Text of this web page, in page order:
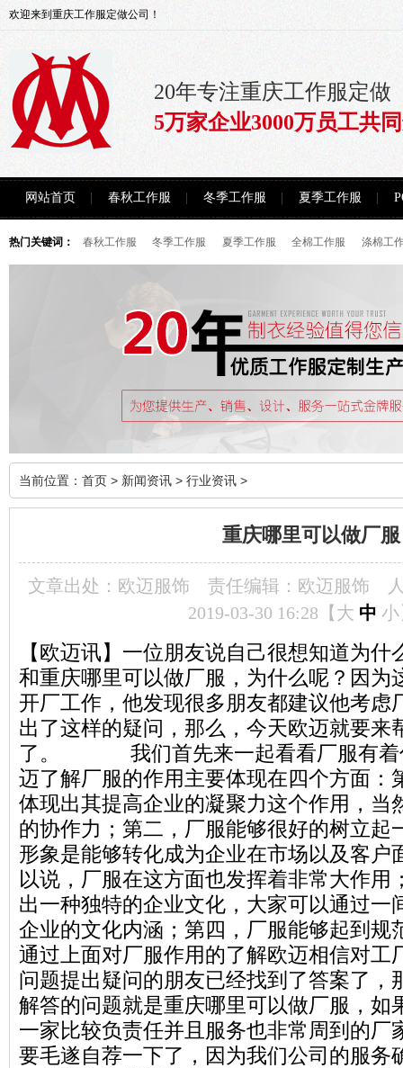
欢迎来到重庆工作服定做公司！
20年专注重庆工作服定做
5万家企业3000万员工共
网站首页 春秋工作服 冬季工作服 夏季工作服
热门关键词： 春秋工作服 冬季工作服 夏季工作服 全棉工作服 涤棉工
当前位置： 首页 > 新闻资讯 > 行业资讯 >
重庆哪里可以做厂服
文章出处：欧迈服饰 责任编辑：欧迈服饰
2019-03-30 16:28【 大 中 小
【欧迈讯】一位朋友说自己很想知道为
和重庆哪里可以做厂服，为什么呢？因为
开厂工作，他发现很多朋友都建议他考虑
出了这样的疑问，那么，今天欧迈就要来
了。 我们首先来一起看看厂服有着
迈了解厂服的作用主要体现在四个方面：
体现出其提高企业的凝聚力这个作用，当
的协作力；第二，厂服能够很好的树立起
形象是能够转化成为企业在市场以及客户
以说，厂服在这方面也发挥着非常大作用
出一种独特的企业文化，大家可以通过一
企业的文化内涵；第四，厂服能够起到
通过上面对厂服作用的了解欧迈相信对工
问题提出疑问的朋友已经找到了答案了，
解答的问题就是重庆哪里可以做厂服，如
一家比较负责任并且服务也非常周到的厂
要毛遂自荐一下了，因为我们公司的服务